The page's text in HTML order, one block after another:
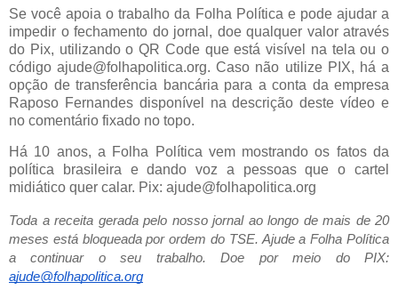
Se você apoia o trabalho da Folha Política e pode ajudar a
impedir o fechamento do jornal, doe qualquer valor através
do Pix, utilizando o QR Code que está visível na tela ou o
código ajude@folhapolitica.org. Caso não utilize PIX, há a
opção de transferência bancária para a conta da empresa
Raposo Fernandes disponível na descrição deste vídeo e
no comentário fixado no topo.
Há 10 anos, a Folha Política vem mostrando os fatos da
política brasileira e dando voz a pessoas que o cartel
midiático quer calar. Pix: ajude@folhapolitica.org
Toda a receita gerada pelo nosso jornal ao longo de mais de 20
meses está bloqueada por ordem do TSE. Ajude a Folha Política
a continuar o seu trabalho. Doe por meio do PIX:
ajude@folhapolitica.org